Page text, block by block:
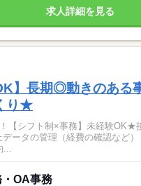
求人詳細を見る
】長期◎動きのある
り★
【シフト制×事務】未経験OK★
ータの管理（経費の確認など
OA事務